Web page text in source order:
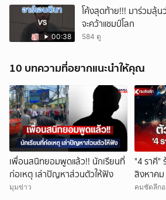
00:38
โค้งสุดท้าย!!! มาร่วมลุ้น
จะคว้าแชมป์โลก
584 ดู
10 บทความที่อยากแนะนำให้คุณ
เพื่อนสนิทยอมพูดแล้ว!! นักเรียนที่
ก่อเหตุ เล่าปัญหาส่วนตัวให้ฟัง
มุมข่าว
"4 ราศี"
สิงหาคม
คมชัดลึก